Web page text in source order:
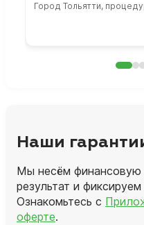
Город Тольятти,
Наши
Мы несём финансовую
результат и
Ознакомьтесь с
оферте.